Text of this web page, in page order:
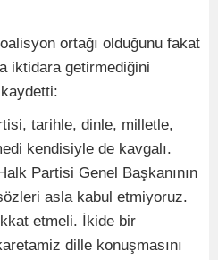
ortağı olduğunu fakat
iktidara getirmediğini
tarihle, dinle, milletle,
kendisiyle de kavgalı.
Partisi Genel Başkanının
asla kabul etmiyoruz.
etmeli. İkide bir
dille konuşmasını